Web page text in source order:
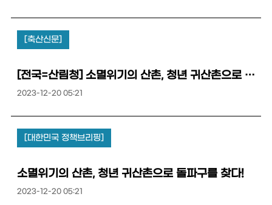
[축산신문]
[전국=산림청] 소멸위기의 산촌, 청년 귀산촌으로 돌파구를 찾다!
2023-12-20 05:21
[대한민국 정책브리핑]
소멸위기의 산촌, 청년 귀산촌으로 돌파구를 찾다!
2023-12-20 05:21